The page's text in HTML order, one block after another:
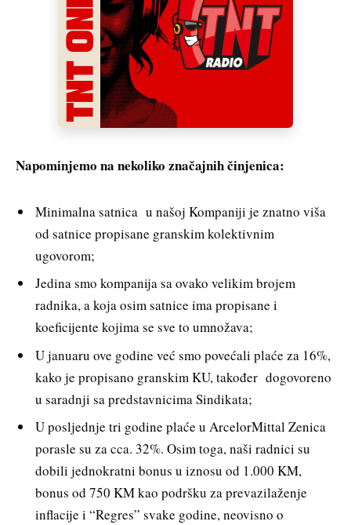
Napominjemo na nekoliko značajnih činjenica:
Minimalna satnica u našoj Kompaniji je znatno viša
od satnice propisane granskim kolektivnim
ugovorom;
Jedina smo kompanija sa ovako velikim brojem
radnika, a koja osim satnice ima propisane i
koeficijente kojima se sve to umnožava;
U januaru ove godine već smo povećali plaće za 16%,
kako je propisano granskim KU, također dogovoreno
u saradnji sa predstavnicima Sindikata;
U posljednje tri godine plaće u ArcelorMittal Zenica
porasle su za cca. 32%. Osim toga, naši radnici su
dobili jednokratni bonus u iznosu od 1.000 KM,
bonus od 750 KM kao podršku za prevazilaženje
inflacije i “Regres” svake godine, neovisno o